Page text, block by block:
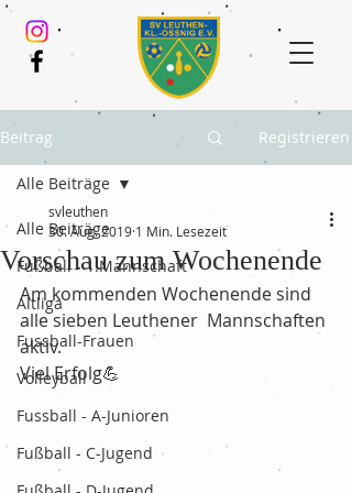
Beitrag Registrieren
Alle Beiträge
Fußball - 1.Mannschaft
Altliga
Fussball-Frauen
Volleyball
Fussball - A-Junioren
Fußball - C-Jugend
Alle Beiträge
Vorschau zum Wochenende
svleuthen
30. Aug. 2019 1 Min. Lesezeit
Am kommenden Wochenende sind
alle sieben Leuthener  Mannschaften
aktiv.
Viel Erfolg💪